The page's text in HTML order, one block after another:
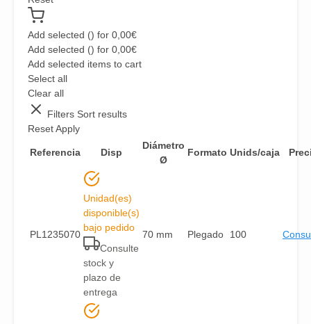
Add selected () for 0,00€
Add selected () for 0,00€
Add selected items to cart
Select all
Clear all
Filters Sort results
ResetApply
Referencia Disp
Diámetro
Ø
Formato Unids/caja
PL1235070
Unidad(es)
disponible(s)
bajo pedido
Consulte
stock y
plazo de
entrega
70 mm Plegado 100